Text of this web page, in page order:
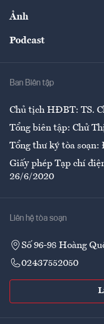
Ảnh
Podcast
Ban Biên tập
Chủ tịch HĐBT: TS.
Tổng biên tập: Chử
Tổng thư ký tòa soạn:
Giấy phép Tạp chí
26/6/2020
Liên hệ tòa soạn
Số 96-98 Hoàng
02437552050